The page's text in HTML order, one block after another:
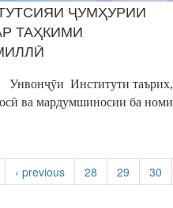
ҶУМҲУРИИ
ТАҲКИМИ
Унвонҷӯи Институти таърих,
ва мардумшиносии ба номи
‹ previous 28 29 30